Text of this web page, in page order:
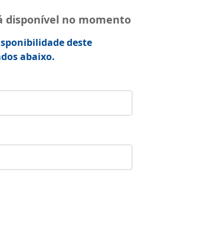
disponível no momento
deste
abaixo.